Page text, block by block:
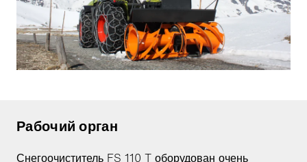
Рабочий орган
Снегоочиститель FS 110 T оборудован очень